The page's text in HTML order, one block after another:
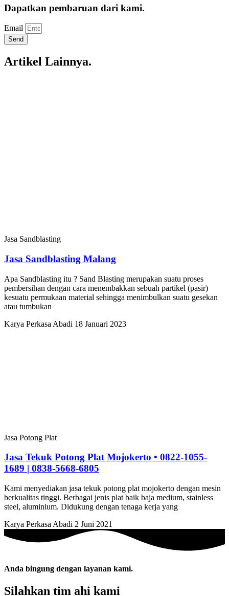
Dapatkan pembaruan dari kami.
Email
Send
Artikel Lainnya.
Jasa Sandblasting
Jasa Sandblasting Malang
Apa Sandblasting itu ? Sand Blasting merupakan suatu proses
pembersihan dengan cara menembakkan sebuah partikel (pasir)
kesuatu permukaan material sehingga menimbulkan suatu gesekan
atau tumbukan
Karya Perkasa Abadi 18 Januari 2023
Jasa Potong Plat
Jasa Tekuk Potong Plat Mojokerto • 0822-1055-
1689 | 0838-5668-6805
Kami menyediakan jasa tekuk potong plat mojokerto dengan mesin
berkualitas tinggi. Berbagai jenis plat baik baja medium, stainless
steel, aluminium. Didukung dengan tenaga kerja yang
Karya Perkasa Abadi 2 Juni 2021
Anda bingung dengan layanan kami.
Silahkan tim ahi kami